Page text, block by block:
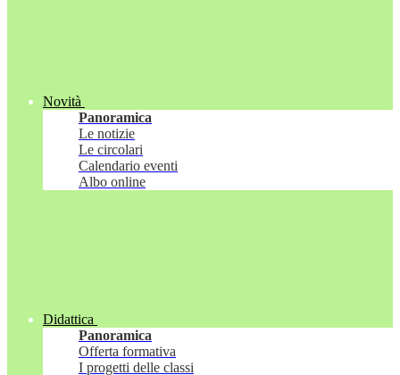
Novità
Panoramica
Le notizie
Le circolari
Calendario eventi
Albo online
Didattica
Panoramica
Offerta formativa
I progetti delle classi